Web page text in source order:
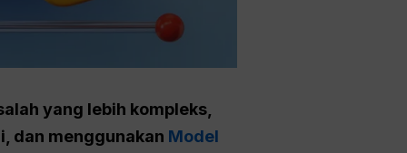
yang lebih kompleks,
dan menggunakan Model